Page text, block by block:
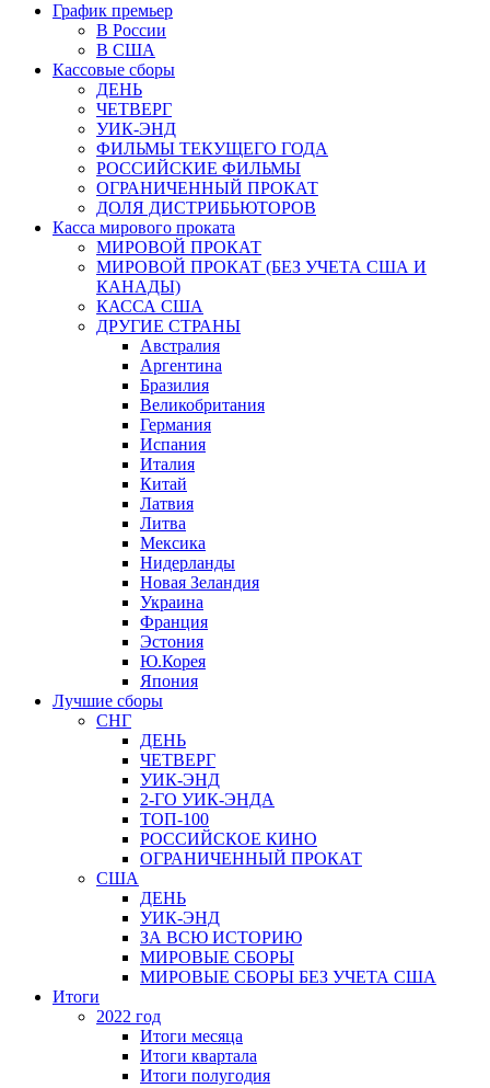
График премьер
В России
В США
Кассовые сборы
ДЕНЬ
ЧЕТВЕРГ
УИК-ЭНД
ФИЛЬМЫ ТЕКУЩЕГО ГОДА
РОССИЙСКИЕ ФИЛЬМЫ
ОГРАНИЧЕННЫЙ ПРОКАТ
ДОЛЯ ДИСТРИБЬЮТОРОВ
Касса мирового проката
МИРОВОЙ ПРОКАТ
МИРОВОЙ ПРОКАТ (БЕЗ УЧЕТА США И
КАНАДЫ)
КАССА США
ДРУГИЕ СТРАНЫ
Австралия
Аргентина
Бразилия
Великобритания
Германия
Испания
Италия
Китай
Латвия
Литва
Мексика
Нидерланды
Новая Зеландия
Украина
Франция
Эстония
Ю.Корея
Япония
Лучшие сборы
СНГ
ДЕНЬ
ЧЕТВЕРГ
УИК-ЭНД
2-ГО УИК-ЭНДА
ТОП-100
РОССИЙСКОЕ КИНО
ОГРАНИЧЕННЫЙ ПРОКАТ
США
ДЕНЬ
УИК-ЭНД
ЗА ВСЮ ИСТОРИЮ
МИРОВЫЕ СБОРЫ
МИРОВЫЕ СБОРЫ БЕЗ УЧЕТА США
Итоги
2022 год
Итоги месяца
Итоги квартала
Итоги полугодия